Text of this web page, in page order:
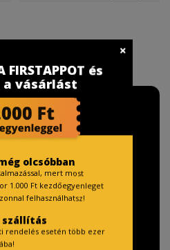
FIRSTAPPOT és
vásárlást
olcsóbban
mert most
1.000 Ft kezdőegyenleget
felhasználhatsz!
szállítás
rendelés esetén több ezer